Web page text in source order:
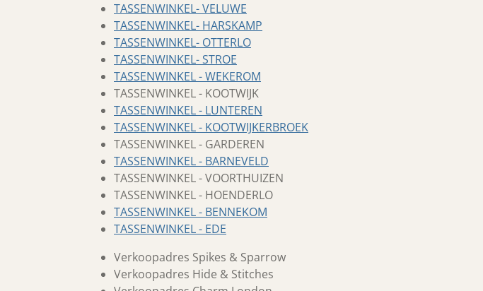
TASSENWINKEL- VELUWE
TASSENWINKEL- HARSKAMP
TASSENWINKEL- OTTERLO
TASSENWINKEL- STROE
TASSENWINKEL - WEKEROM
TASSENWINKEL - KOOTWIJK
TASSENWINKEL - LUNTEREN
TASSENWINKEL - KOOTWIJKERBROEK
TASSENWINKEL - GARDEREN
TASSENWINKEL - BARNEVELD
TASSENWINKEL - VOORTHUIZEN
TASSENWINKEL - HOENDERLO
TASSENWINKEL - BENNEKOM
TASSENWINKEL - EDE
Verkoopadres Spikes & Sparrow
Verkoopadres Hide & Stitches